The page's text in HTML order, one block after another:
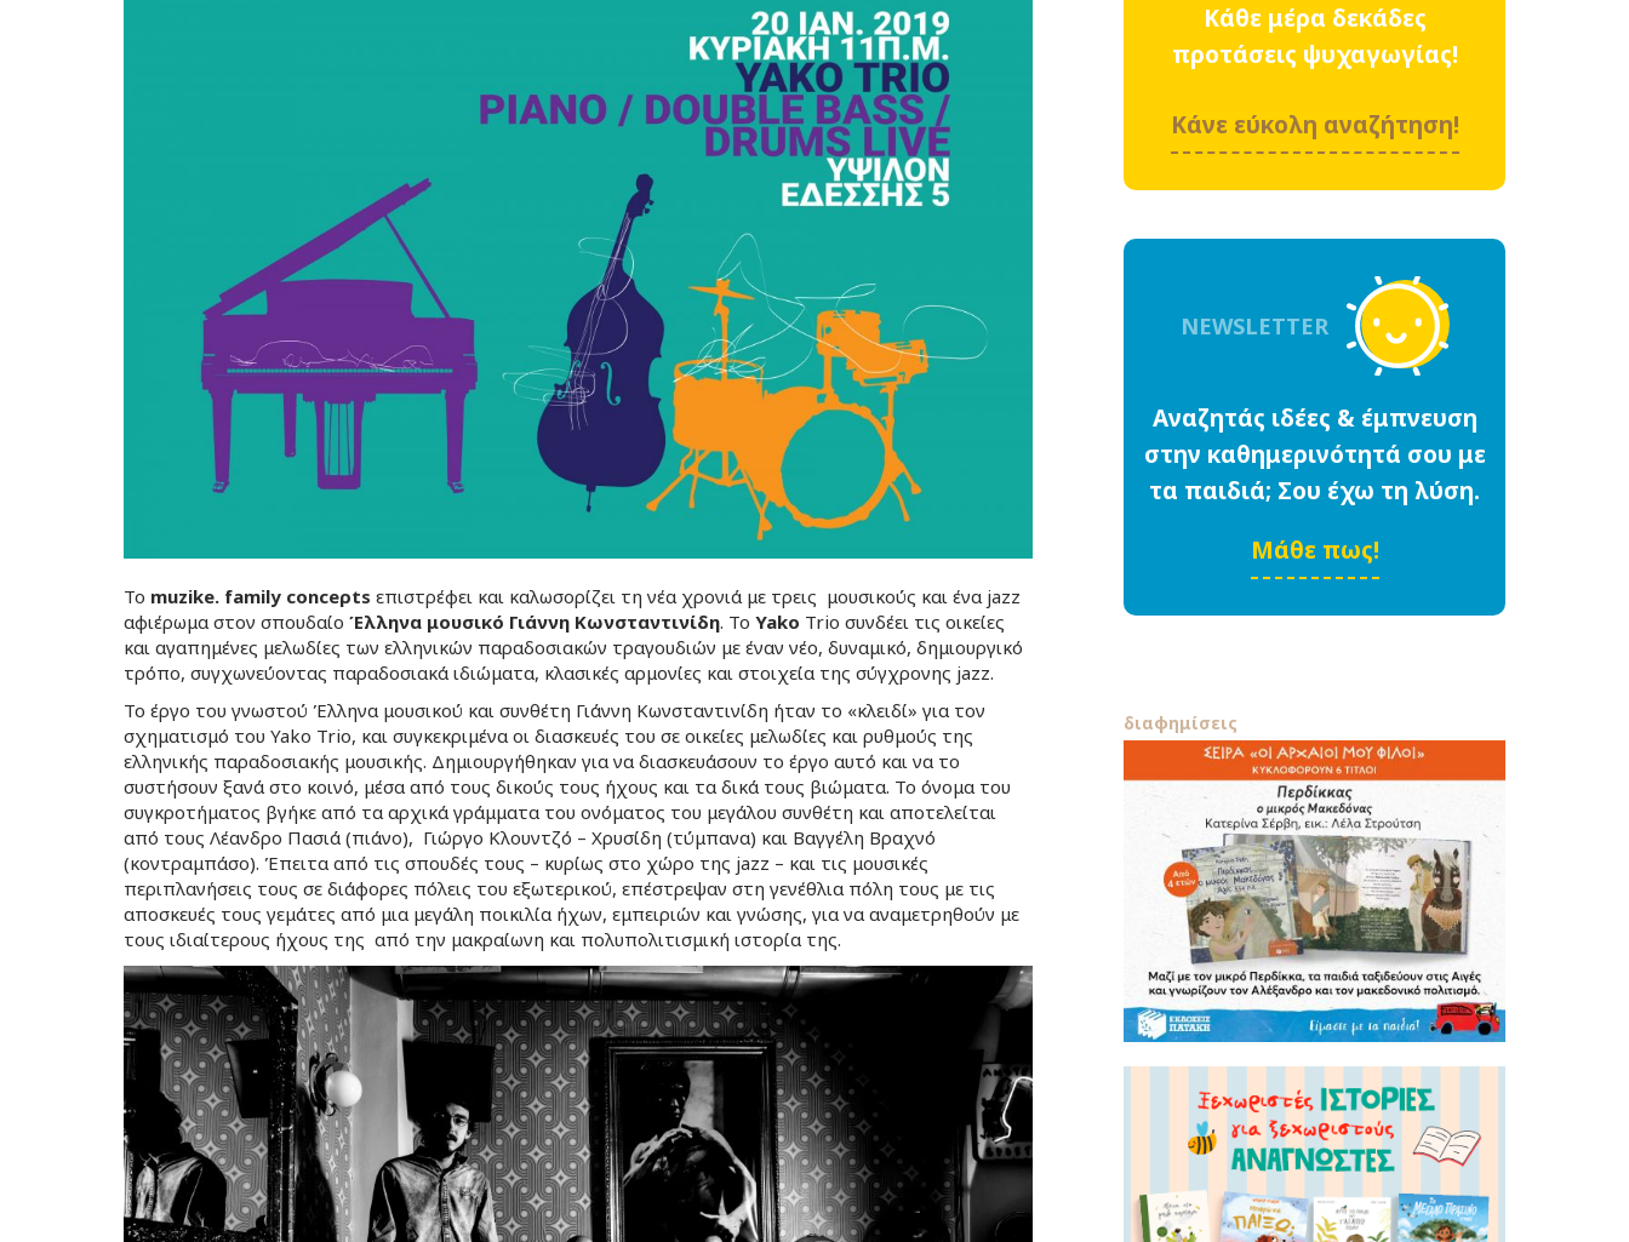
Το muzike. family conceρts επιστρέφει και καλωσορίζει τη νέα χρονιά με τρεις μουσικούς και ένα jazz
αφιέρωμα στον σπουδαίο Έλληνα μουσικό Γιάννη Κωνσταντινίδη. Το Yako Trio συνδέει τις οικείες
και αγαπημένες μελωδίες των ελληνικών παραδοσιακών τραγουδιών με έναν νέο, δυναμικό, δημιουργικό
τρόπο, συγχωνεύοντας παραδοσιακά ιδιώματα, κλασικές αρμονίες και στοιχεία της σύγχρονης jazz.
Το έργο του γνωστού Έλληνα μουσικού και συνθέτη Γιάννη Κωνσταντινίδη ήταν το «κλειδί» για τον
σχηματισμό του Yako Trio, και συγκεκριμένα οι διασκευές του σε οικείες μελωδίες και ρυθμούς της
ελληνικής παραδοσιακής μουσικής. Δημιουργήθηκαν για να διασκευάσουν το έργο αυτό και να το
συστήσουν ξανά στο κοινό, μέσα από τους δικούς τους ήχους και τα δικά τους βιώματα. Το όνομα του
συγκροτήματος βγήκε από τα αρχικά γράμματα του ονόματος του μεγάλου συνθέτη και αποτελείται
από τους Λέανδρο Πασιά (πιάνο), Γιώργο Κλουντζό – Χρυσίδη (τύμπανα) και Βαγγέλη Βραχνό
(κοντραμπάσο). Έπειτα από τις σπουδές τους – κυρίως στο χώρο της jazz – και τις μουσικές
περιπλανήσεις τους σε διάφορες πόλεις του εξωτερικού, επέστρεψαν στη γενέθλια πόλη τους με τις
αποσκευές τους γεμάτες από μια μεγάλη ποικιλία ήχων, εμπειριών και γνώσης, για να αναμετρηθούν με
τους ιδιαίτερους ήχους της από την μακραίωνη και πολυπολιτισμική ιστορία της.
Κάθε μέρα δεκάδες
προτάσεις ψυχαγωγίας!
Κάνε εύκολη αναζήτηση!
NEWSLETTER
Αναζητάς ιδέες & έμπνευση
στην καθημερινότητά σου με
τα παιδιά; Σου έχω τη λύση.
Μάθε πως!
διαφημίσεις